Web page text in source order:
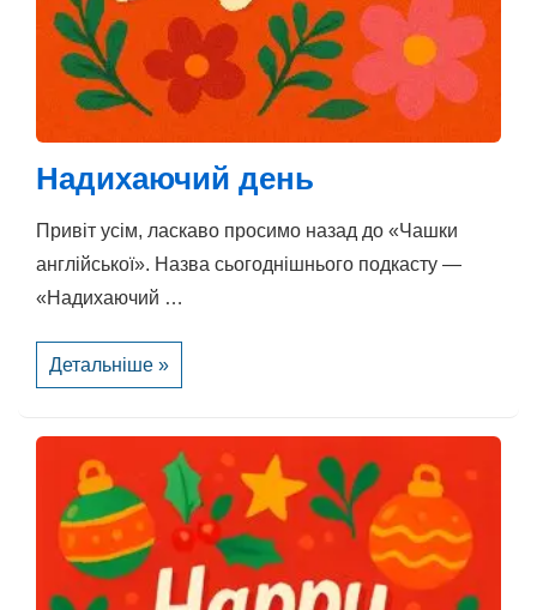
Надихаючий день
Привіт усім, ласкаво просимо назад до «Чашки
англійської». Назва сьогоднішнього подкасту —
«Надихаючий …
Надихаючий
день
Детальніше »